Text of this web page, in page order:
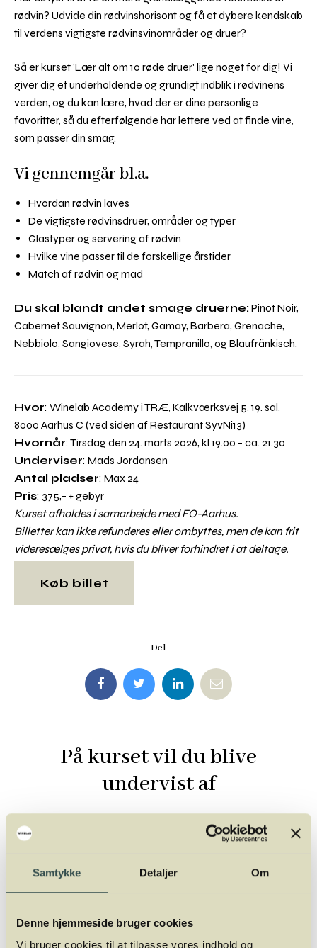
Samtykke Detaljer Om
Denne hjemmeside bruger cookies
Vi bruger cookies til at tilpasse vores indhold og
rødvin? Udvide din rødvinshorisont og få et dybere kendskab
til verdens vigtigste rødvinsvinområder og druer?
Så er kurset 'Lær alt om 10 røde druer' lige noget for dig! Vi
giver dig et underholdende og grundigt indblik i rødvinens
verden, og du kan lære, hvad der er dine personlige
favoritter, så du efterfølgende har lettere ved at finde vine,
som passer din smag.
Vi gennemgår bl.a.
Hvordan rødvin laves
De vigtigste rødvinsdruer, områder og typer
Glastyper og servering af rødvin
Hvilke vine passer til de forskellige årstider
Match af rødvin og mad
Du skal blandt andet smage druerne:Pinot Noir,
Cabernet Sauvignon, Merlot, Gamay, Barbera, Grenache,
Nebbiolo, Sangiovese, Syrah, Tempranillo, og Blaufränkisch.
Hvor: Winelab Academy i TRÆ, Kalkværksvej 5, 19. sal,
8000 Aarhus C (ved siden af Restaurant SyvNi13)
Hvornår: Tirsdag den 24. marts 2026, kl 19.00 - ca. 21.30
Underviser: Mads Jordansen
Antal pladser: Max 24
Pris: 375,- + gebyr
Kurset afholdes i samarbejde med FO-Aarhus.
Billetter kan ikke refunderes eller ombyttes, men de kan frit
videresælges privat, hvis du bliver forhindret i at deltage.
Køb billet
Del
På kurset vil du blive
undervist af